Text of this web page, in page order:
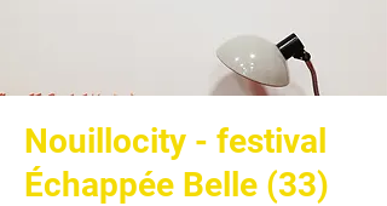
Nouillocity - festival
Échappée Belle (33)